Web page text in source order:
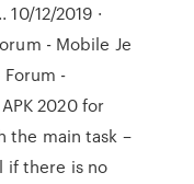
12/2019 ·
- Mobile Je
-
2020 for
the main task –
if there is no